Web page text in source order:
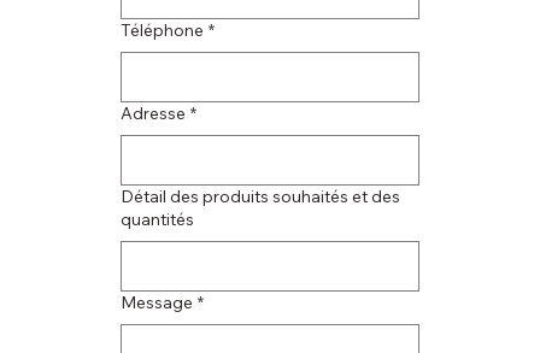
Téléphone *
Adresse *
Détail des produits souhaités et des
quantités
Message *